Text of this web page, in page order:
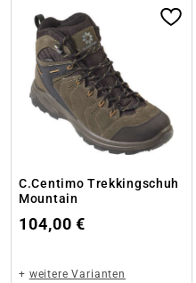
C.Centimo Trekkingschuh
Mountain
104,00 €
+ weitere Varianten